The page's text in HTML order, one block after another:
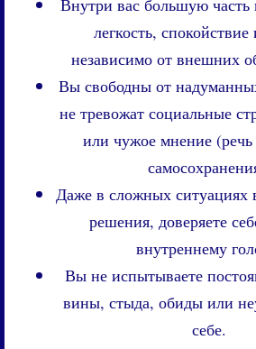
Внутри вас большую часть
легкость, спокойствие
независимо от внешних
Вы свободны от
не тревожат социальные
или чужое мнение (речь
Даже в сложных ситуациях
решения, доверяете
внутреннему
Вы не испытываете
вины, стыда, обиды или
себе.